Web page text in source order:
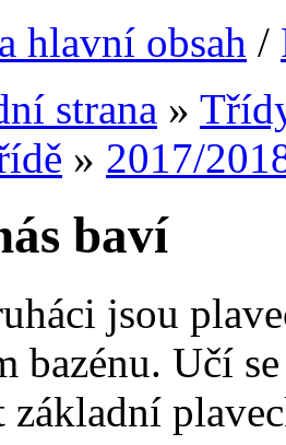
hlavní obsah /
strana »
» 2017/
baví
bazénu. Učí
základní